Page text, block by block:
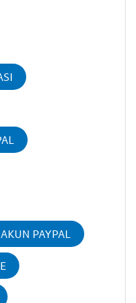
PAYPAL